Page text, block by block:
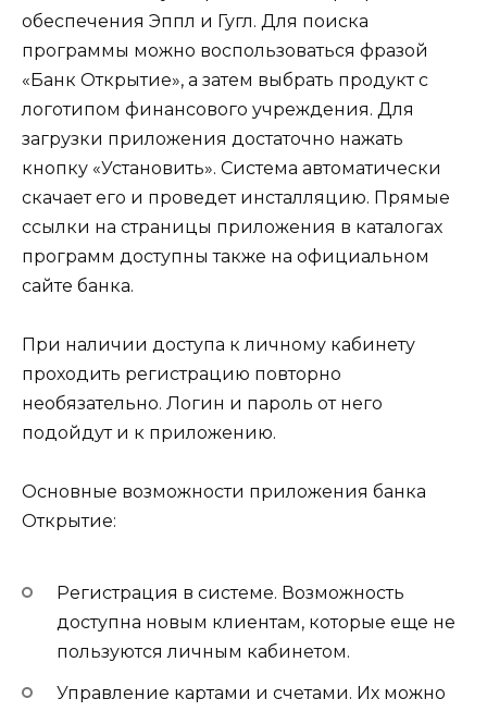
обеспечения Эппл и Гугл. Для поиска
программы можно воспользоваться фразой
«Банк Открытие», а затем выбрать продукт с
логотипом финансового учреждения. Для
загрузки приложения достаточно нажать
кнопку «Установить». Система автоматически
скачает его и проведет инсталляцию. Прямые
ссылки на страницы приложения в каталогах
программ доступны также на официальном
сайте банка.
При наличии доступа к личному кабинету
проходить регистрацию повторно
необязательно. Логин и пароль от него
подойдут и к приложению.
Основные возможности приложения банка
Открытие:
Регистрация в системе. Возможность
доступна новым клиентам, которые еще не
пользуются личным кабинетом.
Управление картами и счетами. Их можно